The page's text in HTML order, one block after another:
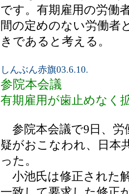
です。有期雇用の労働
間の定めのない労働者
きであると考える。
しんぶん赤旗03.6.10.
参院本会議
有期雇用が歯止めなく
参院本会議で9日、労
疑がおこなわれ、日本
った。
小池氏は修正された